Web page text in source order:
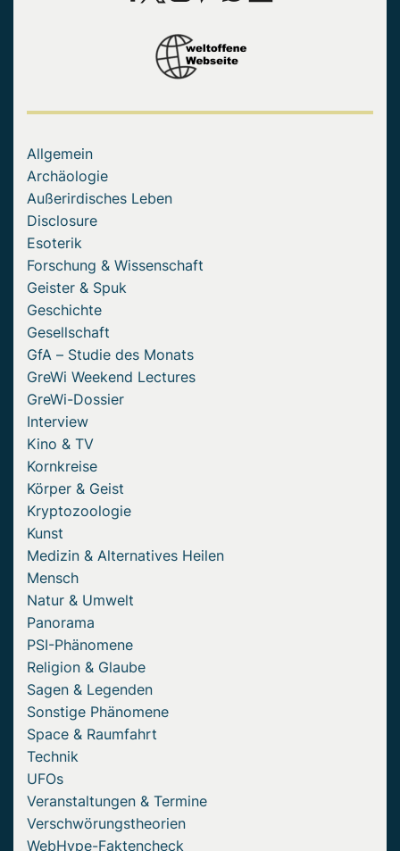
Allgemein
Archäologie
Außerirdisches Leben
Disclosure
Esoterik
Forschung & Wissenschaft
Geister & Spuk
Geschichte
Gesellschaft
GfA – Studie des Monats
GreWi Weekend Lectures
GreWi-Dossier
Interview
Kino & TV
Kornkreise
Körper & Geist
Kryptozoologie
Kunst
Medizin & Alternatives Heilen
Mensch
Natur & Umwelt
Panorama
PSI-Phänomene
Religion & Glaube
Sagen & Legenden
Sonstige Phänomene
Space & Raumfahrt
Technik
UFOs
Veranstaltungen & Termine
Verschwörungstheorien
WebHype-Faktencheck